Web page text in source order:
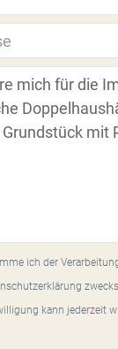
ich der
kann jederzeit